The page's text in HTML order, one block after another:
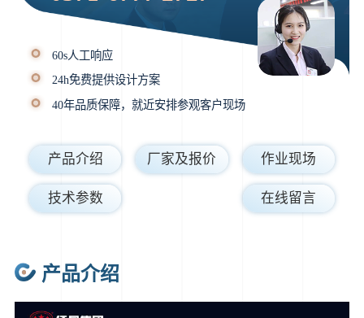
60s人工响应
24h免费提供设计方案
40年品质保障，就近安排参观客户现场
产品介绍 厂家及报价 作业现场
技术参数 在线留言
产品介绍